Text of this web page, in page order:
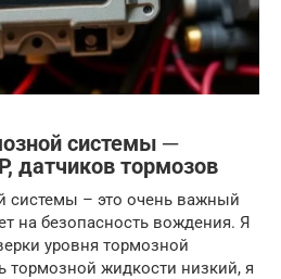
системы ─
датчиков тормозов
системы – это очень важный
на безопасность вождения. Я
уровня тормозной
тормозной жидкости низкий, я